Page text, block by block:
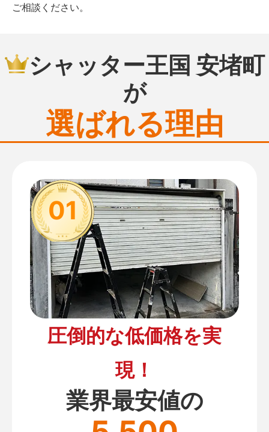
ご相談ください。
シャッター王国 安堵町
が
選ばれる理由
01
圧倒的な低価格を実
現！
業界最安値の